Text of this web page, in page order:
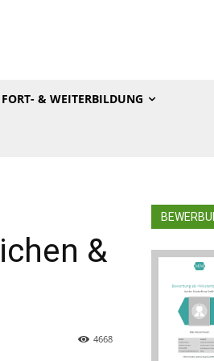
& WEITERBILDUNG
&
4668